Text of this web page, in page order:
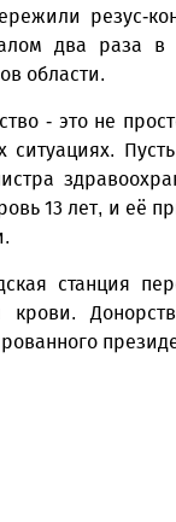
резус-
два раза в
области.
- это не
ситуациях.
13 лет, и её
станция
крови.